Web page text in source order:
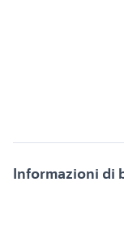
Informazioni di